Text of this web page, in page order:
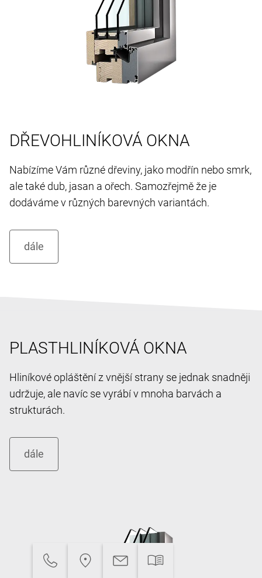
DŘEVOHLINÍKOVÁ OKNA
Nabízíme Vám různé dřeviny, jako modřín nebo smrk,
ale také dub, jasan a ořech. Samozřejmě že je
dodáváme v různých barevných variantách.
PLASTHLINÍKOVÁ OKNA
Hliníkové opláštění z vnější strany se jednak snadněji
udržuje, ale navíc se vyrábí v mnoha barvách a
strukturách.